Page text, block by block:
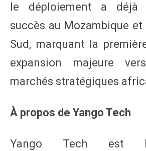
le déploiement a déjà
succès au Mozambique
Sud, marquant la
expansion majeure
marchés stratégiques
À propos de Yango Tech
Yango Tech est